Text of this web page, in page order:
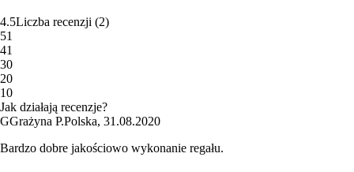
4.5Liczba recenzji (2)
51
41
30
20
10
Jak działają recenzje?
GGrażyna P.Polska, 31.08.2020
Bardzo dobre jakościowo wykonanie regału.